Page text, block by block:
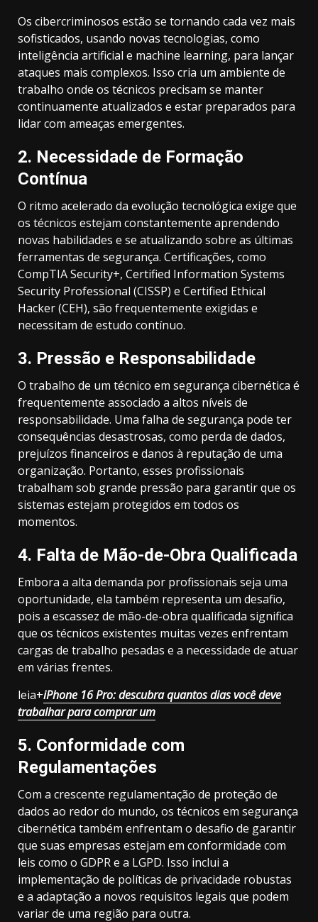
Os cibercriminosos estão se tornando cada vez mais
sofisticados, usando novas tecnologias, como
inteligência artificial e machine learning, para lançar
ataques mais complexos. Isso cria um ambiente de
trabalho onde os técnicos precisam se manter
continuamente atualizados e estar preparados para
lidar com ameaças emergentes.
2. Necessidade de Formação
Contínua
O ritmo acelerado da evolução tecnológica exige que
os técnicos estejam constantemente aprendendo
novas habilidades e se atualizando sobre as últimas
ferramentas de segurança. Certificações, como
CompTIA Security+, Certified Information Systems
Security Professional (CISSP) e Certified Ethical
Hacker (CEH), são frequentemente exigidas e
necessitam de estudo contínuo.
3. Pressão e Responsabilidade
O trabalho de um técnico em segurança cibernética é
frequentemente associado a altos níveis de
responsabilidade. Uma falha de segurança pode ter
consequências desastrosas, como perda de dados,
prejuízos financeiros e danos à reputação de uma
organização. Portanto, esses profissionais
trabalham sob grande pressão para garantir que os
sistemas estejam protegidos em todos os
momentos.
4. Falta de Mão-de-Obra Qualificada
Embora a alta demanda por profissionais seja uma
oportunidade, ela também representa um desafio,
pois a escassez de mão-de-obra qualificada significa
que os técnicos existentes muitas vezes enfrentam
cargas de trabalho pesadas e a necessidade de atuar
em várias frentes.
leia+iPhone 16 Pro: descubra quantos dias você deve
trabalhar para comprar um
5. Conformidade com
Regulamentações
Com a crescente regulamentação de proteção de
dados ao redor do mundo, os técnicos em segurança
cibernética também enfrentam o desafio de garantir
que suas empresas estejam em conformidade com
leis como o GDPR e a LGPD. Isso inclui a
implementação de políticas de privacidade robustas
e a adaptação a novos requisitos legais que podem
variar de uma região para outra.